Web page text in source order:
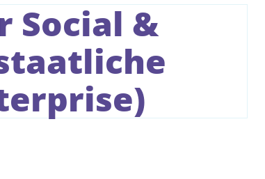
open
Social &